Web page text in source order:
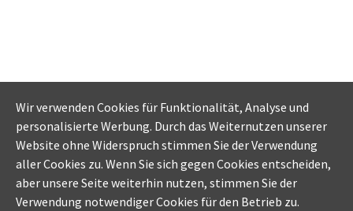
Wir verwenden Cookies für Funktionalität, Analyse und
personalisierte Werbung. Durch das Weiternutzen unserer
Website ohne Widerspruch stimmen Sie der Verwendung
aller Cookies zu. Wenn Sie sich gegen Cookies entscheiden,
aber unsere Seite weiterhin nutzen, stimmen Sie der
Verwendung notwendiger Cookies für den Betrieb zu.